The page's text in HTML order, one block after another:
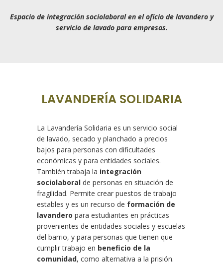
Espacio de integración sociolaboral en el oficio de lavandero y
servicio de lavado para empresas.
LAVANDERÍA SOLIDARIA
La Lavandería Solidaria es un servicio social
de lavado, secado y planchado a precios
bajos para personas con dificultades
económicas y para entidades sociales.
También trabaja la integración
sociolaboral de personas en situación de
fragilidad. Permite crear puestos de trabajo
estables y es un recurso de formación de
lavandero para estudiantes en prácticas
provenientes de entidades sociales y escuelas
del barrio, y para personas que tienen que
cumplir trabajo en beneficio de la
comunidad, como alternativa a la prisión.